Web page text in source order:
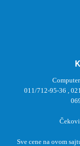
011/712-95-36
Sve cene na ovom